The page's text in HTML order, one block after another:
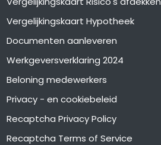
Vergelijkingskaart Hypotheek
Documenten aanleveren
Werkgeversverklaring 2024
Beloning medewerkers
Privacy - en cookiebeleid
Recaptcha Privacy Policy
Recaptcha Terms of Service